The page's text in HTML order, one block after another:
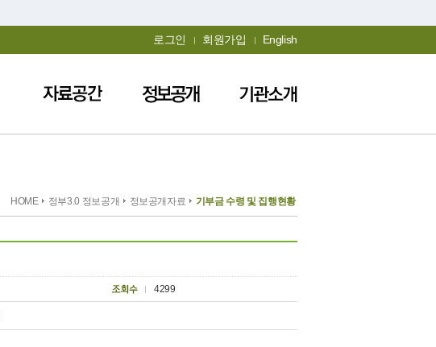
로그인 회원가입 English
HOME 정부3.0 정보공개 정보공개자료 기부금 수령 및 집행현황
4299